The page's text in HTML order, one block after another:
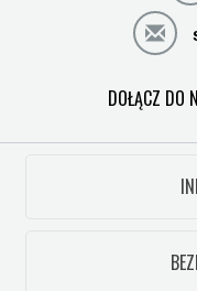
DOŁĄCZ DO